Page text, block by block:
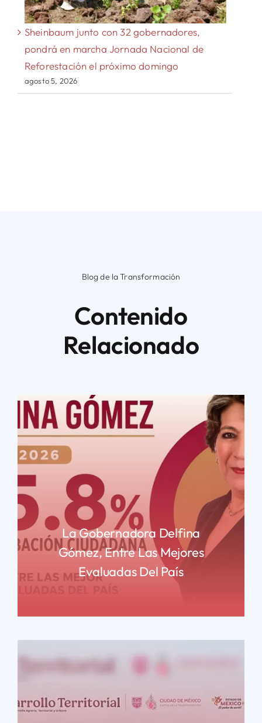
Sheinbaum junto con 32 gobernadores,
pondrá en marcha Jornada Nacional de
Reforestación el próximo domingo
agosto 5, 2026
Blog de la Transformación
Contenido
Relacionado
La Gobernadora Delfina
Gómez, Entre Las Mejores
Evaluadas Del País